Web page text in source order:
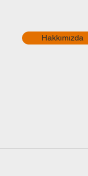
Hakkımızda